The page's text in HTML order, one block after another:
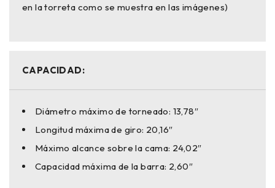
en la torreta como se muestra en las imágenes)
CAPACIDAD:
Diámetro máximo de torneado: 13,78″
Longitud máxima de giro: 20,16″
Máximo alcance sobre la cama: 24,02″
Capacidad máxima de la barra: 2,60″